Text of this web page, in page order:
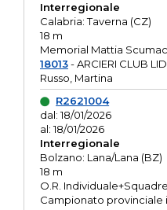
Interregionale
Calabria: Taverna (CZ)
18 m
Memorial Mattia
18013- ARCIERI CLUB
Russo, Martina
R2621004
dal: 18/01/2026
al: 18/01/2026
Interregionale
Bolzano: Lana/Lana (BZ)
18 m
O.R. Individuale+Squadre
Campionato provinciale